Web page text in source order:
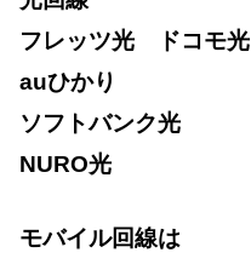
フレッツ光 ドコモ光
auひかり
ソフトバンク光
NURO光
モバイル回線は